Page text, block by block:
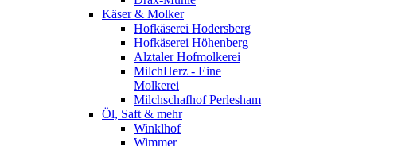
Käser & Molker
Hofkäserei Hodersberg
Hofkäserei Höhenberg
Alztaler Hofmolkerei
MilchHerz - Eine
Molkerei
Milchschafhof Perlesham
Öl, Saft & mehr
Winklhof
Wimmer